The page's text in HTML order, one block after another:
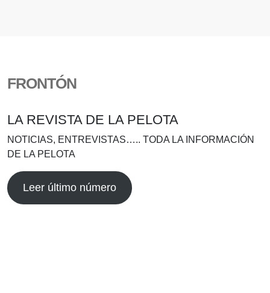
FRONTÓN
LA REVISTA DE LA PELOTA
NOTICIAS, ENTREVISTAS….. TODA LA INFORMACIÓN
DE LA PELOTA
Leer último número